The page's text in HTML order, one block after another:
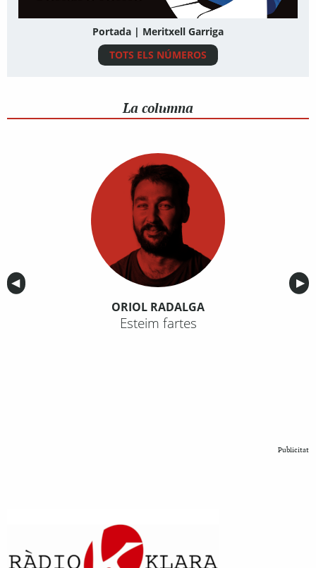
Portada | Meritxell Garriga
TOTS ELS NÚMEROS
La columna
Anterior
◀︎ ▶︎
ORIOL RADALGA
Esteim fartes
Publicitat